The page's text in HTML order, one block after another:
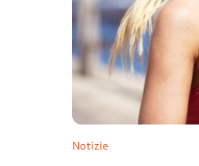
Notizie